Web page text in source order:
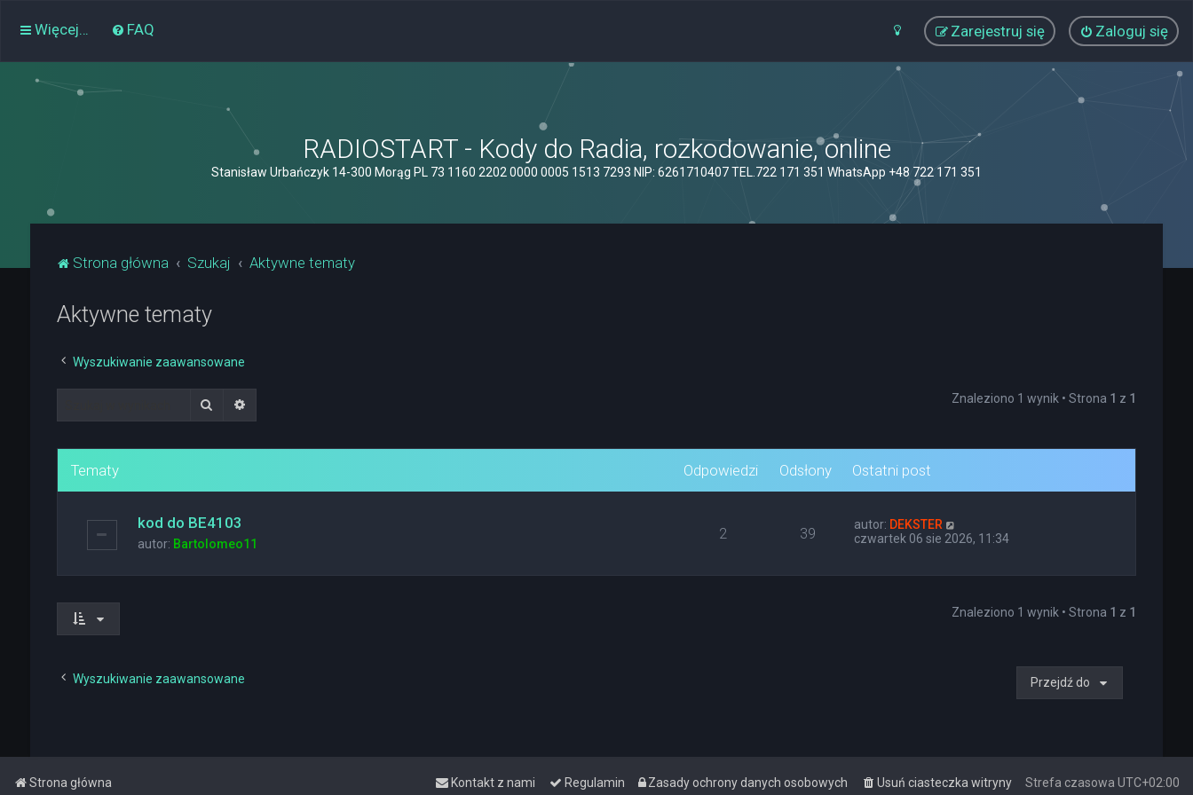
Więcej… FAQ Zaloguj się
Zarejestruj się
RADIOSTART - Kody do Radia, rozkodowanie, online
Stanisław Urbańczyk 14-300 Morąg PL 73 1160 2202 0000 0005 1513 7293 NIP: 6261710407 TEL.722 171 351 WhatsApp +48 722 171 351
Strona główna Szukaj Aktywne tematy
Aktywne tematy
Wyszukiwanie zaawansowane
Szukaj Znaleziono 1 wynik • Strona 1 z 1
Tematy Odpowiedzi Odsłony Ostatni post
kod do BE4103
autor: Bartolomeo11
2 39 autor: DEKSTER
czwartek 06 sie 2026, 11:34
Znaleziono 1 wynik • Strona 1 z 1
Wyszukiwanie zaawansowane Przejdź do
Strona główna Strefa czasowa UTC+02:00
Usuń ciasteczka witryny
Zasady ochrony danych osobowych
Regulamin
Kontakt z nami